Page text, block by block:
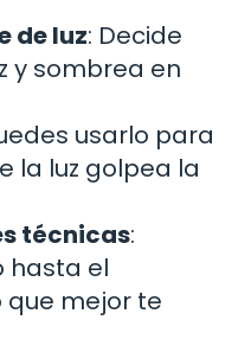
de luz: Decide
y sombrea en
usarlo para
la luz golpea la
técnicas:
hasta el
mejor te